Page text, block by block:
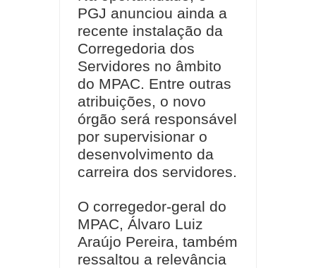
PGJ anunciou ainda a
recente instalação da
Corregedoria dos
Servidores no âmbito
do MPAC. Entre outras
atribuições, o novo
órgão será responsável
por supervisionar o
desenvolvimento da
carreira dos servidores.
O corregedor-geral do
MPAC, Álvaro Luiz
Araújo Pereira, também
ressaltou a relevância